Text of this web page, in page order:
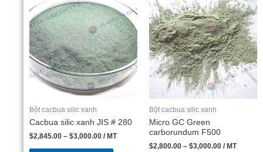
Bột cacbua silic xanh
Cacbua silic xanh JIS # 280
$2,845.00 – $3,000.00 / MT
Bột cacbua silic xanh
Micro GC Green
carborundum F500
$2,800.00 – $3,000.00 / MT